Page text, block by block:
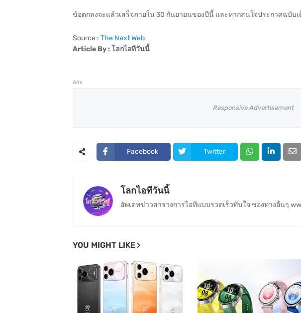
ข้อตกลงจะแล้วเสร็จภายใน 30 กันยายนของปีนี้ และหากสนใจประกาศฉบับ
Source : The Next Web
Article By : โลกไอทีวันนี้
Ads
Responsive Advertisement
Facebook Twitter
โลกไอทีวันนี้
อัพเดทข่าวสารวงการไอทีแบบรวดเร็วทันใจ ช่องทางอื่นๆ
YOU MIGHT LIKE